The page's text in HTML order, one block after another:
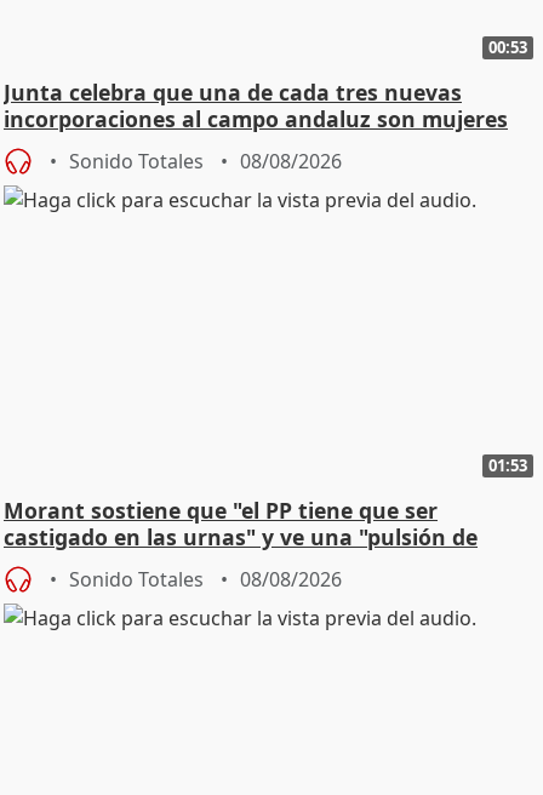
00:53
Junta celebra que una de cada tres nuevas
incorporaciones al campo andaluz son mujeres
jóvenes
Sonido Totales 08/08/2026
01:53
Morant sostiene que "el PP tiene que ser
castigado en las urnas" y ve una "pulsión de
cambio"
Sonido Totales 08/08/2026